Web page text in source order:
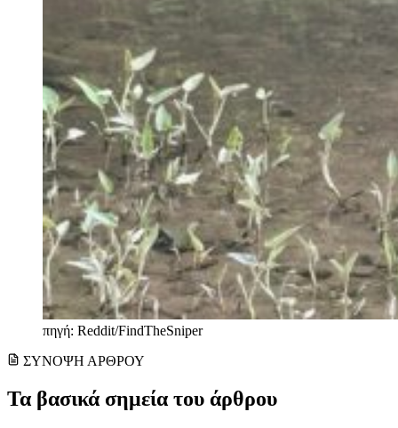
πηγή: Reddit/FindTheSniper
ΣΥΝΟΨΗ ΑΡΘΡΟΥ
Τα βασικά σημεία του άρθρου